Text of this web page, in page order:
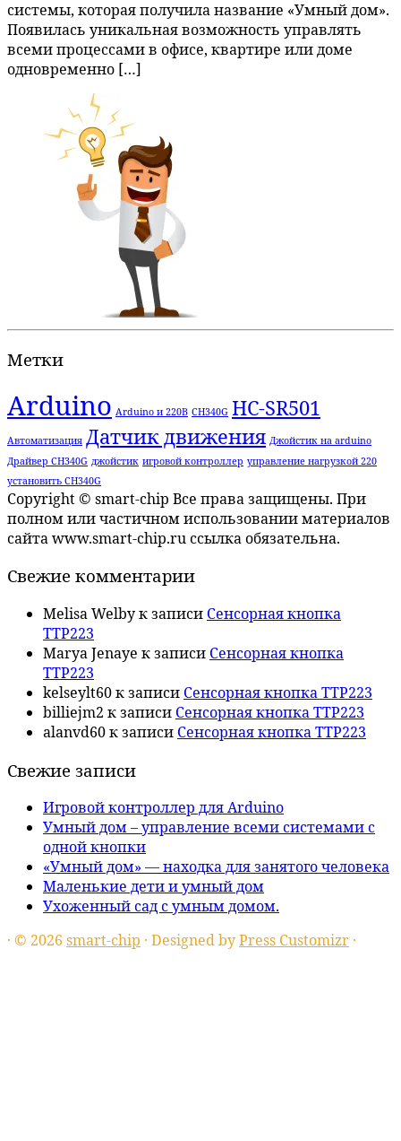
системы, которая получила название «Умный дом».
Появилась уникальная возможность управлять
всеми процессами в офисе, квартире или доме
одновременно […]
Метки
Arduino Arduino и 220В CH340G HC-SR501
Автоматизация Датчик движения Джойстик на arduino
Драйвер CH340G джойстик игровой контроллер управление нагрузкой 220
установить CH340G
Copyright © smart-chip Все права защищены. При
полном или частичном использовании материалов
сайта www.smart-chip.ru ссылка обязательна.
Свежие комментарии
Melisa Welbyк записи Сенсорная кнопка
TTP223
Marya Jenaye к записи Сенсорная кнопка
TTP223
kelseylt60к записи Сенсорная кнопка TTP223
billiejm2 к записи Сенсорная кнопка TTP223
alanvd60к записи Сенсорная кнопка TTP223
Свежие записи
Игровой контроллер для Arduino
Умный дом – управление всеми системами с
одной кнопки
«Умный дом» — находка для занятого человека
Маленькие дети и умный дом
Ухоженный сад с умным домом.
· © 2026 smart-chip · Designed byPress Customizr ·